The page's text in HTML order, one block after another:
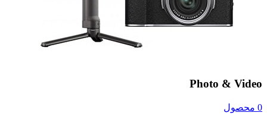
Photo & Video
0 محصول